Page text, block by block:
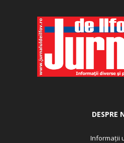
DESPRE
Informații